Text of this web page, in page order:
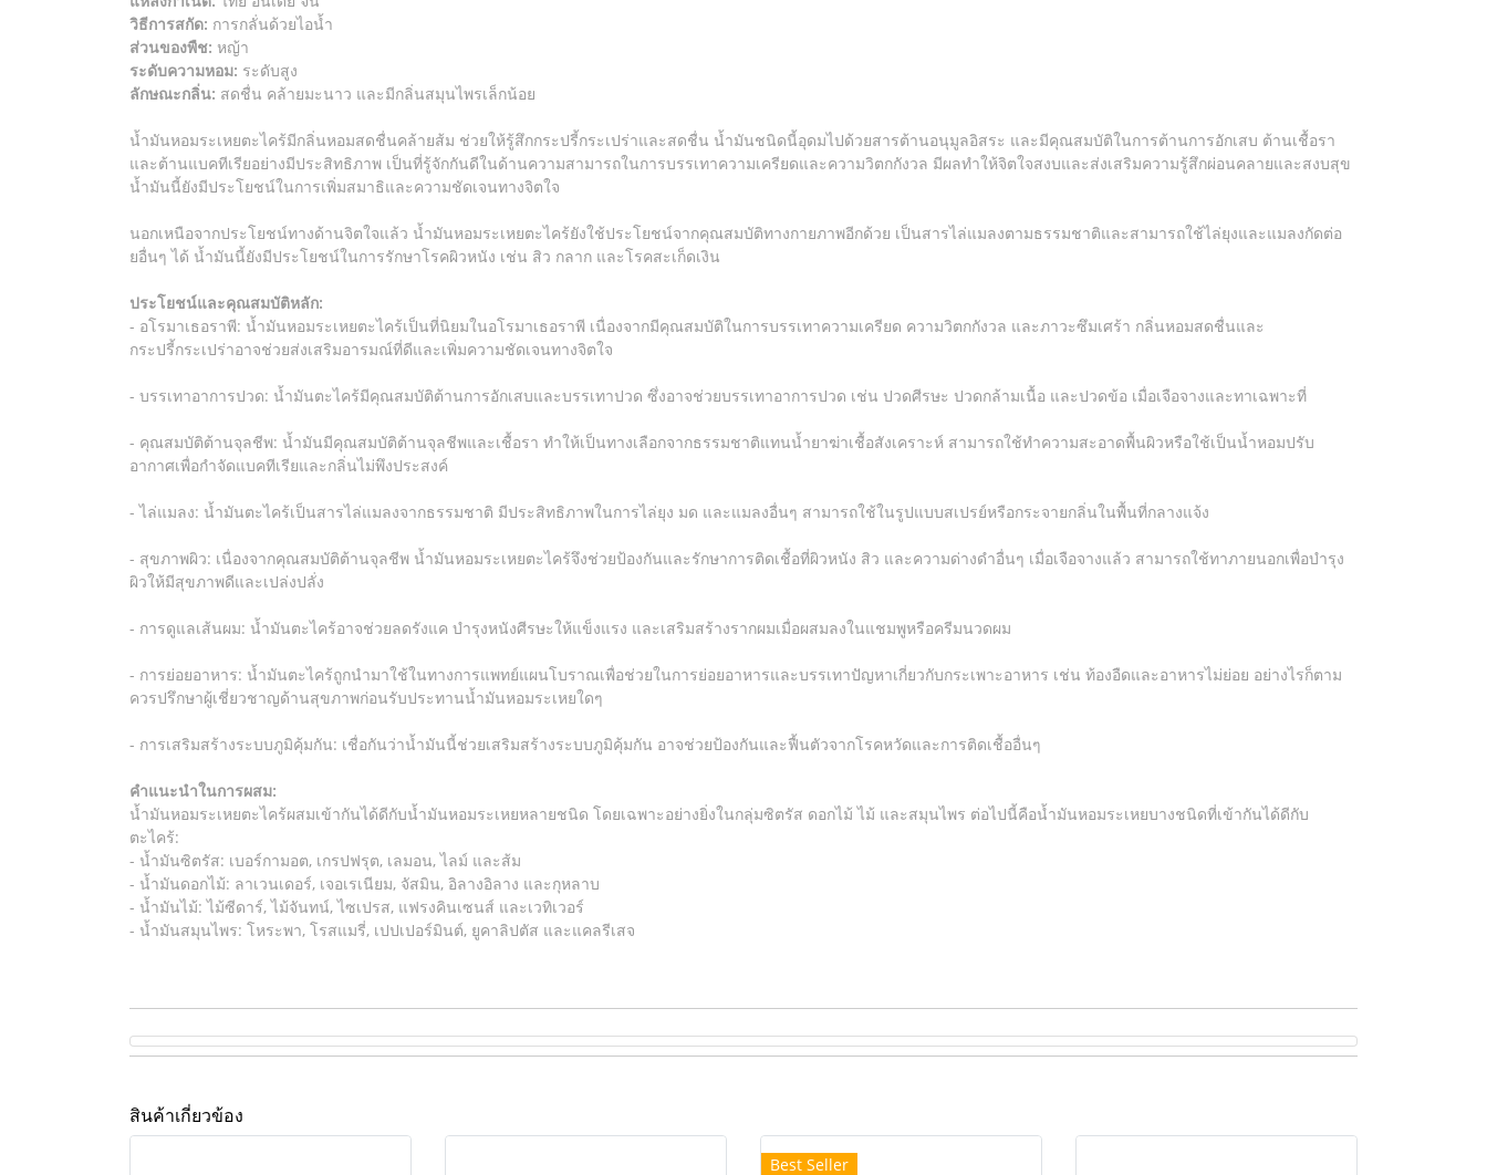
วิธีการสกัด: การกลั่นด้วยไอน้ำ
ส่วนของพืช: หญ้า
ระดับความหอม: ระดับสูง
ลักษณะกลิ่น: สดชื่น คล้ายมะนาว และมีกลิ่นสมุนไพรเล็กน้อย
น้ำมันหอมระเหยตะไคร้มีกลิ่นหอมสดชื่นคล้ายส้ม ช่วยให้รู้สึกกระปรี้กระเปร่าและสดชื่น น้ำมันชนิดนี้อุดมไปด้วยสารต้านอนุมูลอิสระ และมีคุณสมบัติในการต้านการอักเสบ ต้านเชื้อรา
และต้านแบคทีเรียอย่างมีประสิทธิภาพ เป็นที่รู้จักกันดีในด้านความสามารถในการบรรเทาความเครียดและความวิตกกังวล มีผลทำให้จิตใจสงบและส่งเสริมความรู้สึกผ่อนคลายและสงบสุข
น้ำมันนี้ยังมีประโยชน์ในการเพิ่มสมาธิและความชัดเจนทางจิตใจ
นอกเหนือจากประโยชน์ทางด้านจิตใจแล้ว น้ำมันหอมระเหยตะไคร้ยังใช้ประโยชน์จากคุณสมบัติทางกายภาพอีกด้วย เป็นสารไล่แมลงตามธรรมชาติและสามารถใช้ไล่ยุงและแมลงกัดต่อ
ยอื่นๆ ได้ น้ำมันนี้ยังมีประโยชน์ในการรักษาโรคผิวหนัง เช่น สิว กลาก และโรคสะเก็ดเงิน
ประโยชน์และคุณสมบัติหลัก:
- อโรมาเธอราพี: น้ำมันหอมระเหยตะไคร้เป็นที่นิยมในอโรมาเธอราพี เนื่องจากมีคุณสมบัติในการบรรเทาความเครียด ความวิตกกังวล และภาวะซึมเศร้า กลิ่นหอมสดชื่นและ
กระปรี้กระเปร่าอาจช่วยส่งเสริมอารมณ์ที่ดีและเพิ่มความชัดเจนทางจิตใจ
- บรรเทาอาการปวด: น้ำมันตะไคร้มีคุณสมบัติต้านการอักเสบและบรรเทาปวด ซึ่งอาจช่วยบรรเทาอาการปวด เช่น ปวดศีรษะ ปวดกล้ามเนื้อ และปวดข้อ เมื่อเจือจางและทาเฉพาะที่
- คุณสมบัติต้านจุลชีพ: น้ำมันมีคุณสมบัติต้านจุลชีพและเชื้อรา ทำให้เป็นทางเลือกจากธรรมชาติแทนน้ำยาฆ่าเชื้อสังเคราะห์ สามารถใช้ทำความสะอาดพื้นผิวหรือใช้เป็นน้ำหอมปรับ
อากาศเพื่อกำจัดแบคทีเรียและกลิ่นไม่พึงประสงค์
- ไล่แมลง: น้ำมันตะไคร้เป็นสารไล่แมลงจากธรรมชาติ มีประสิทธิภาพในการไล่ยุง มด และแมลงอื่นๆ สามารถใช้ในรูปแบบสเปรย์หรือกระจายกลิ่นในพื้นที่กลางแจ้ง
- สุขภาพผิว: เนื่องจากคุณสมบัติต้านจุลชีพ น้ำมันหอมระเหยตะไคร้จึงช่วยป้องกันและรักษาการติดเชื้อที่ผิวหนัง สิว และความด่างดำอื่นๆ เมื่อเจือจางแล้ว สามารถใช้ทาภายนอกเพื่อบำรุง
ผิวให้มีสุขภาพดีและเปล่งปลั่ง
- การดูแลเส้นผม: น้ำมันตะไคร้อาจช่วยลดรังแค บำรุงหนังศีรษะให้แข็งแรง และเสริมสร้างรากผมเมื่อผสมลงในแชมพูหรือครีมนวดผม
- การย่อยอาหาร: น้ำมันตะไคร้ถูกนำมาใช้ในทางการแพทย์แผนโบราณเพื่อช่วยในการย่อยอาหารและบรรเทาปัญหาเกี่ยวกับกระเพาะอาหาร เช่น ท้องอืดและอาหารไม่ย่อย อย่างไรก็ตาม
ควรปรึกษาผู้เชี่ยวชาญด้านสุขภาพก่อนรับประทานน้ำมันหอมระเหยใดๆ
- การเสริมสร้างระบบภูมิคุ้มกัน: เชื่อกันว่าน้ำมันนี้ช่วยเสริมสร้างระบบภูมิคุ้มกัน อาจช่วยป้องกันและฟื้นตัวจากโรคหวัดและการติดเชื้ออื่นๆ
คำแนะนำในการผสม:
น้ำมันหอมระเหยตะไคร้ผสมเข้ากันได้ดีกับน้ำมันหอมระเหยหลายชนิด โดยเฉพาะอย่างยิ่งในกลุ่มซิตรัส ดอกไม้ ไม้ และสมุนไพร ต่อไปนี้คือน้ำมันหอมระเหยบางชนิดที่เข้ากันได้ดีกับ
ตะไคร้:
- น้ำมันซิตรัส: เบอร์กามอต, เกรปฟรุต, เลมอน, ไลม์ และส้ม
- น้ำมันดอกไม้: ลาเวนเดอร์, เจอเรเนียม, จัสมิน, อิลางอิลาง และกุหลาบ
- น้ำมันไม้: ไม้ซีดาร์, ไม้จันทน์, ไซเปรส, แฟรงคินเซนส์ และเวทิเวอร์
- น้ำมันสมุนไพร: โหระพา, โรสแมรี่, เปปเปอร์มินต์, ยูคาลิปตัส และแคลรีเสจ
สินค้าเกี่ยวข้อง
Best Seller